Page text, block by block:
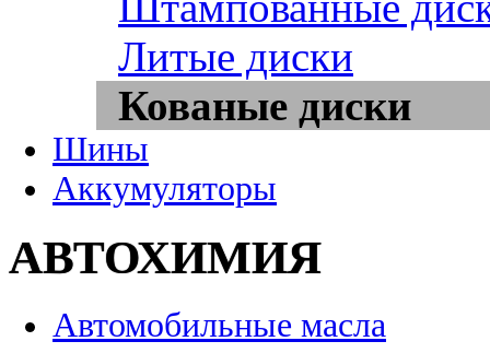
Литые диски
Кованые диски
Шины
Аккумуляторы
АВТОХИМИЯ
Автомобильные масла